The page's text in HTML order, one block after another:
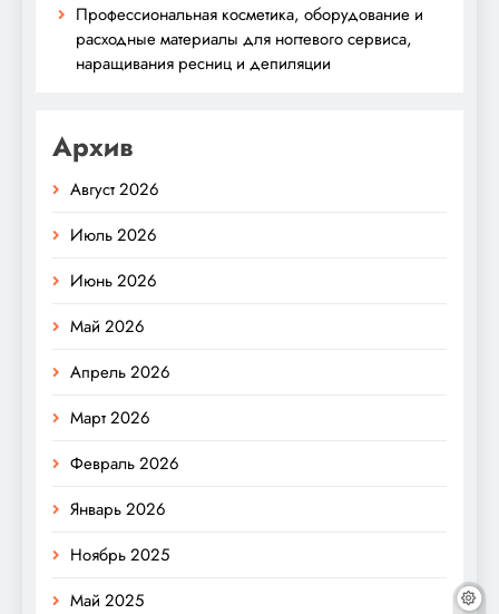
Профессиональная косметика, оборудование и
расходные материалы для ногтевого сервиса,
наращивания ресниц и депиляции
Архив
Август 2026
Июль 2026
Июнь 2026
Май 2026
Апрель 2026
Март 2026
Февраль 2026
Январь 2026
Ноябрь 2025
Май 2025